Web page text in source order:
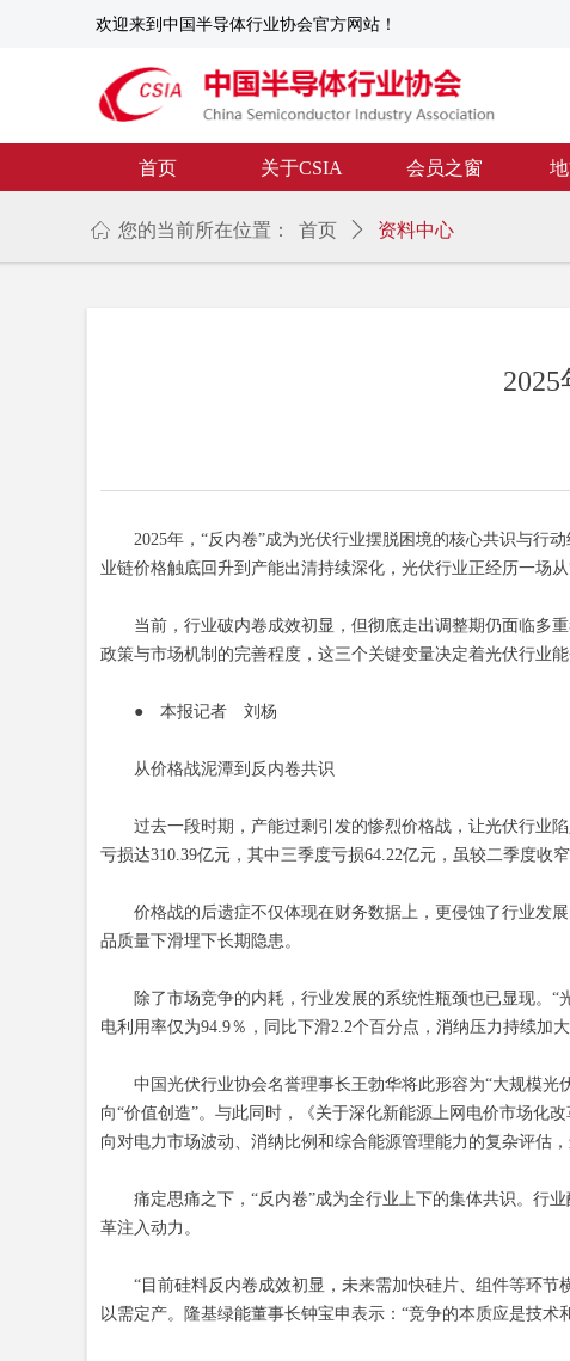
首页 关于CSIA 会员之窗
欢迎来到中国半导体行业协会官方网站！
ꀇ 您的当前所在位置： 首页 ꄲ 资料中心
2025年，“反内卷”成为光伏行业摆脱困境的核心共识与行动
业链价格触底回升到产能出清持续深化，光伏行业正经历一场从
当前，行业破内卷成效初显，但彻底走出调整期仍面临多重
政策与市场机制的完善程度，这三个关键变量决定着光伏行业
● 本报记者 刘杨
从价格战泥潭到反内卷共识
过去一段时期，产能过剩引发的惨烈价格战，让光伏行业陷
亏损达310.39亿元，其中三季度亏损64.22亿元，虽较二季度收
价格战的后遗症不仅体现在财务数据上，更侵蚀了行业发展
品质量下滑埋下长期隐患。
除了市场竞争的内耗，行业发展的系统性瓶颈也已显现。“
电利用率仅为94.9％，同比下滑2.2个百分点，消纳压力持续加大
中国光伏行业协会名誉理事长王勃华将此形容为“大规模光
向“价值创造”。与此同时，《关于深化新能源上网电价市场化
向对电力市场波动、消纳比例和综合能源管理能力的复杂评估
痛定思痛之下，“反内卷”成为全行业上下的集体共识。行业
革注入动力。
“目前硅料反内卷成效初显，未来需加快硅片、组件等环节
以需定产。隆基绿能董事长钟宝申表示：“竞争的本质应是技